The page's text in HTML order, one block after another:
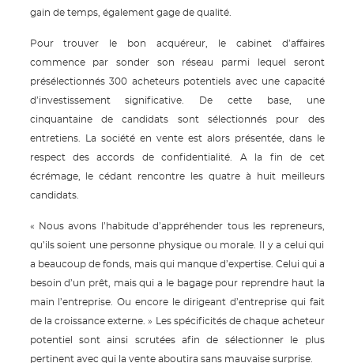
gain de temps, également gage de qualité.
Pour trouver le bon acquéreur, le cabinet d’affaires
commence par sonder son réseau parmi lequel seront
présélectionnés 300 acheteurs potentiels avec une capacité
d’investissement significative. De cette base, une
cinquantaine de candidats sont sélectionnés pour des
entretiens. La société en vente est alors présentée, dans le
respect des accords de confidentialité. A la fin de cet
écrémage, le cédant rencontre les quatre à huit meilleurs
candidats.
« Nous avons l’habitude d’appréhender tous les repreneurs,
qu’ils soient une personne physique ou morale. Il y a celui qui
a beaucoup de fonds, mais qui manque d’expertise. Celui qui a
besoin d’un prêt, mais qui a le bagage pour reprendre haut la
main l’entreprise. Ou encore le dirigeant d’entreprise qui fait
de la croissance externe. » Les spécificités de chaque acheteur
potentiel sont ainsi scrutées afin de sélectionner le plus
pertinent avec qui la vente aboutira sans mauvaise surprise.